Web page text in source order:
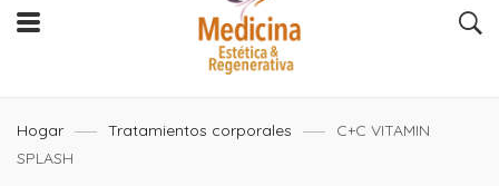
Hogar Tratamientos corporales
C+C VITAMIN
SPLASH